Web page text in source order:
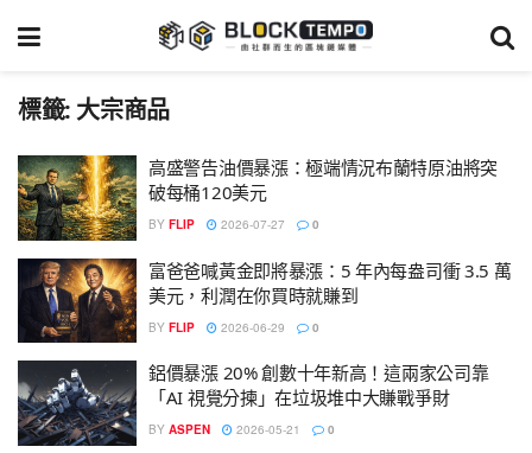
標籤:大宗商品
高盛警告油價暴漲：極端情況布蘭特原油將突
破每桶120美元
BY FLIP 2026-07-27 0
富爸爸喊黃金即將暴漲：5 年內每盎司衝 3.5 萬
美元，利潤在你買時就賺到
BY FLIP 2026-06-29 0
鋁價暴漲 20% 創數十年新高！這兩家公司靠
「AI 視覺分揀」在垃圾堆中大賺戰爭財
BY ASPEN 2026-05-21 0